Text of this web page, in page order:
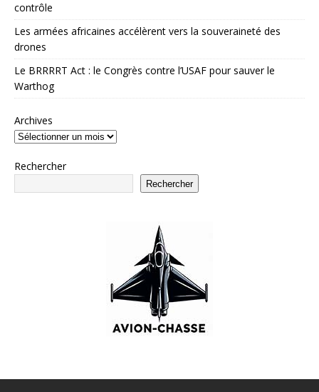
contrôle
Les armées africaines accélèrent vers la souveraineté des
drones
Le BRRRRT Act : le Congrès contre l’USAF pour sauver le
Warthog
Archives
Rechercher
Rechercher